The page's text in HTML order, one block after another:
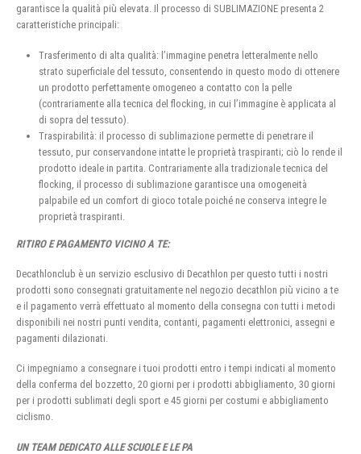
garantisce la qualità più elevata. Il processo di SUBLIMAZIONE presenta 2
caratteristiche principali:
Trasferimento di alta qualità: l’immagine penetra letteralmente nello
strato superficiale del tessuto, consentendo in questo modo di ottenere
un prodotto perfettamente omogeneo a contatto con la pelle
(contrariamente alla tecnica del flocking, in cui l’immagine è applicata al
di sopra del tessuto).
Traspirabilità: il processo di sublimazione permette di penetrare il
tessuto, pur conservandone intatte le proprietà traspiranti; ciò lo rende il
prodotto ideale in partita. Contrariamente alla tradizionale tecnica del
flocking, il processo di sublimazione garantisce una omogeneità
palpabile ed un comfort di gioco totale poiché ne conserva integre le
proprietà traspiranti.
RITIRO E PAGAMENTO VICINO A TE:
Decathlonclub è un servizio esclusivo di Decathlon per questo tutti i nostri
prodotti sono consegnati gratuitamente nel negozio decathlon più vicino a te
e il pagamento verrà effettuato al momento della consegna con tutti i metodi
disponibili nei nostri punti vendita, contanti, pagamenti elettronici, assegni e
pagamenti dilazionati.
Ci impegniamo a consegnare i tuoi prodotti entro i tempi indicati al momento
della conferma del bozzetto, 20 giorni per i prodotti abbigliamento, 30 giorni
per i prodotti sublimati degli sport e 45 giorni per costumi e abbigliamento
ciclismo.
UN TEAM DEDICATO ALLE SCUOLE E LE PA